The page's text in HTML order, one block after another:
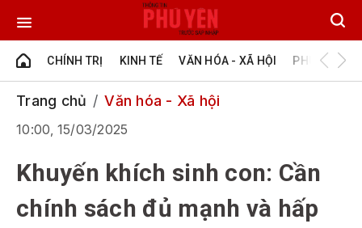
CHÍNH TRỊ KINH TẾ VĂN HÓA - XÃ HỘI PHÚ YÊN -
Trang chủ Văn hóa - Xã hội
10:00, 15/03/2025
Khuyến khích sinh con: Cần
chính sách đủ mạnh và hấp